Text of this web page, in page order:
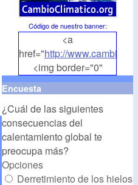
Código de nuestro banner:
<a
href="http://
<img border="0"
align="middle"
src="http://
alt="CambioClimatico.org"
/></a>
Encuesta
¿Cuál de las siguientes
consecuencias del
calentamiento global te
preocupa más?
Opciones
Derretimiento de los hielos